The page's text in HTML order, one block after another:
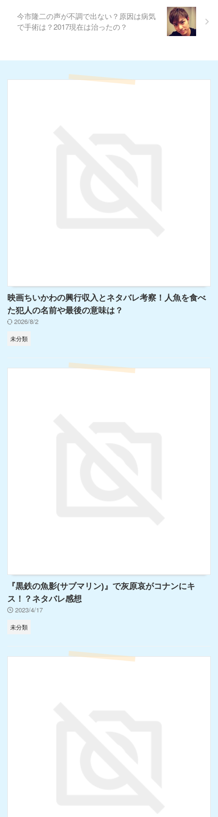
今市隆二の声が不調で出ない？原因は病気
で手術は？2017現在は治ったの？
映画ちいかわの興行収入とネタバレ考察！人魚を食べ
た犯人の名前や最後の意味は？
2026/8/2
未分類
『黒鉄の魚影(サブマリン)』で灰原哀がコナンにキ
ス！？ネタバレ感想
2023/4/17
未分類